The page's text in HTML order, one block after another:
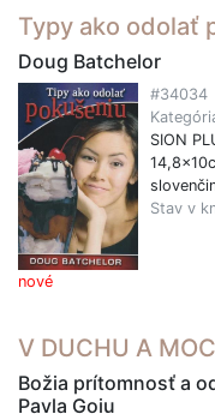
Typy ako odolať
Doug Batchelor
nové
#34034
SION
Stav v
V DUCHU A
Božia prítomnosť a
Pavla Goiu